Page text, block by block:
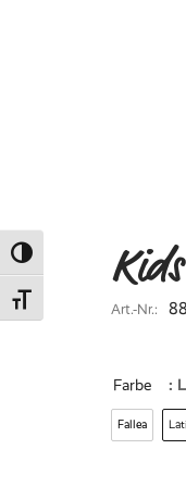
Umschalten auf hohe
Schrift vergrößernArt.-Nr.:
Farbe :
Fallea